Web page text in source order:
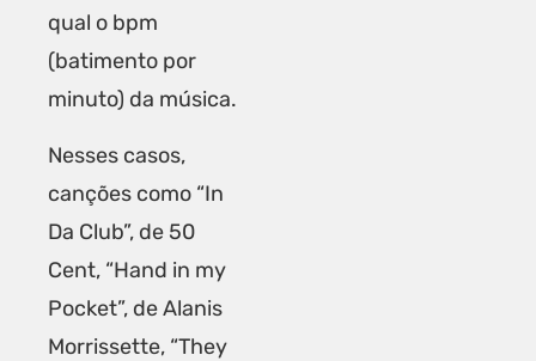
qual o bpm
(batimento por
minuto) da música.
Nesses casos,
canções como “In
Da Club”, de 50
Cent, “Hand in my
Pocket”, de Alanis
Morrissette, “They